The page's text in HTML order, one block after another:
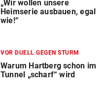
„Wir wollen unsere
Heimserie ausbauen, egal
wie!“
VOR DUELL GEGEN STURM
Warum Hartberg schon im
Tunnel „scharf“ wird